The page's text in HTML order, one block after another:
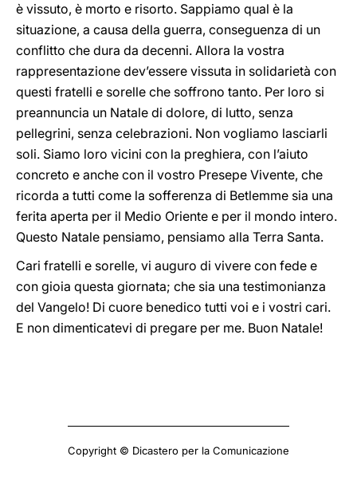
è vissuto, è morto e risorto. Sappiamo qual è la
situazione, a causa della guerra, conseguenza di un
conflitto che dura da decenni. Allora la vostra
rappresentazione dev’essere vissuta in solidarietà con
questi fratelli e sorelle che soffrono tanto. Per loro si
preannuncia un Natale di dolore, di lutto, senza
pellegrini, senza celebrazioni. Non vogliamo lasciarli
soli. Siamo loro vicini con la preghiera, con l’aiuto
concreto e anche con il vostro Presepe Vivente, che
ricorda a tutti come la sofferenza di Betlemme sia una
ferita aperta per il Medio Oriente e per il mondo intero.
Questo Natale pensiamo, pensiamo alla Terra Santa.
Cari fratelli e sorelle, vi auguro di vivere con fede e
con gioia questa giornata; che sia una testimonianza
del Vangelo! Di cuore benedico tutti voi e i vostri cari.
E non dimenticatevi di pregare per me. Buon Natale!
Copyright © Dicastero per la Comunicazione